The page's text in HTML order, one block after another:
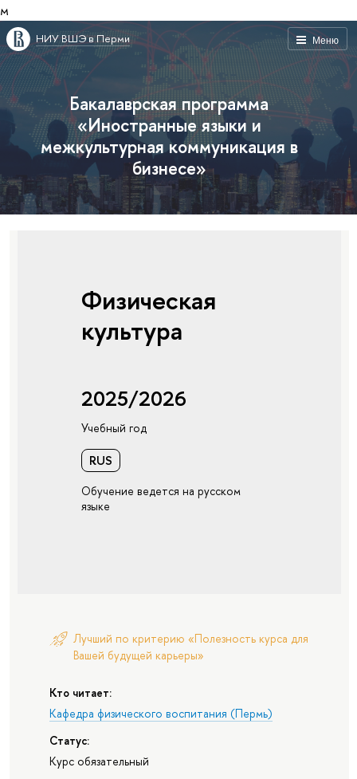
м
Меню
НИУ ВШЭ в Перми
Бакалаврская программа
«Иностранные языки и
межкультурная коммуникация в
бизнесе»
Физическая
культура
2025/2026
Учебный год
RUS
Обучение ведется на русском
языке
Лучший по критерию «Полезность курса для
Вашей будущей карьеры»
Кто читает:
Кафедра физического воспитания (Пермь)
Статус:
Курс обязательный